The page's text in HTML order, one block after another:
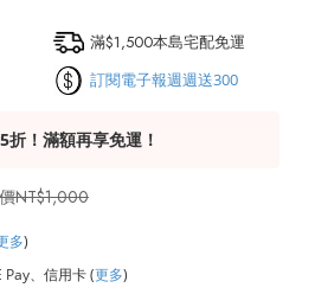
滿$1,500本島宅配免運
訂閱電子報週週送300
！滿額再享免運！
NT$1,000
多)
Pay、信用卡(更多)